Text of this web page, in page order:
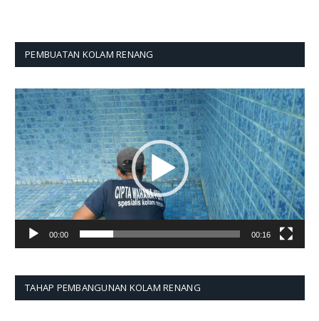
PEMBUATAN KOLAM RENANG
Pemutar
Video
00:00 00:16
TAHAP PEMBANGUNAN KOLAM RENANG